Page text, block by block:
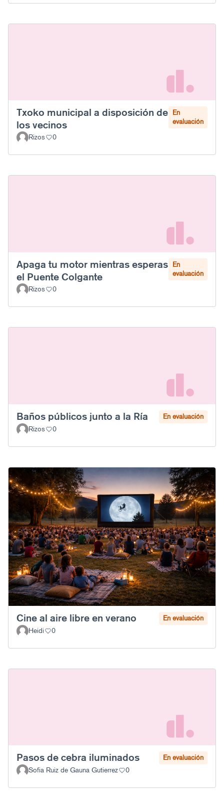
Txoko municipal a disposición de
los vecinos
En
evaluación
Rizos
0
Apaga tu motor mientras esperas
el Puente Colgante
En
evaluación
Rizos
0
Baños públicos junto a la Ría
En evaluación
Rizos
0
Cine al aire libre en verano
En evaluación
Heidi
0
Pasos de cebra iluminados
En evaluación
Sofia Ruiz de Gauna Gutierrez
0